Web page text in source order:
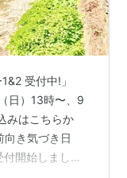
受付中!」
日）13時〜、9
みはこちらか
き気づき日
開始しまし